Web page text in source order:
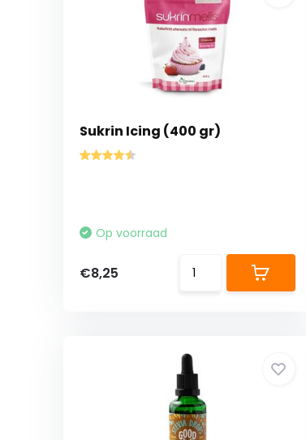
Sukrin Icing (400 gr)
Op voorraad
€8,25